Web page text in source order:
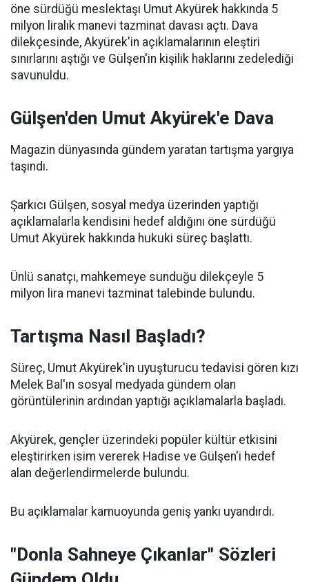
öne sürdüğü meslektaşı Umut Akyürek hakkında 5
milyon liralık manevi tazminat davası açtı. Dava
dilekçesinde, Akyürek'in açıklamalarının eleştiri
sınırlarını aştığı ve Gülşen'in kişilik haklarını zedelediği
savunuldu.
Gülşen'den Umut Akyürek'e Dava
Magazin dünyasında gündem yaratan tartışma yargıya
taşındı.
Şarkıcı Gülşen, sosyal medya üzerinden yaptığı
açıklamalarla kendisini hedef aldığını öne sürdüğü
Umut Akyürek hakkında hukuki süreç başlattı.
Ünlü sanatçı, mahkemeye sunduğu dilekçeyle 5
milyon lira manevi tazminat talebinde bulundu.
Tartışma Nasıl Başladı?
Süreç, Umut Akyürek'in uyuşturucu tedavisi gören kızı
Melek Bal'ın sosyal medyada gündem olan
görüntülerinin ardından yaptığı açıklamalarla başladı.
Akyürek, gençler üzerindeki popüler kültür etkisini
eleştirirken isim vererek Hadise ve Gülşen'i hedef
alan değerlendirmelerde bulundu.
Bu açıklamalar kamuoyunda geniş yankı uyandırdı.
"Donla Sahneye Çıkanlar" Sözleri